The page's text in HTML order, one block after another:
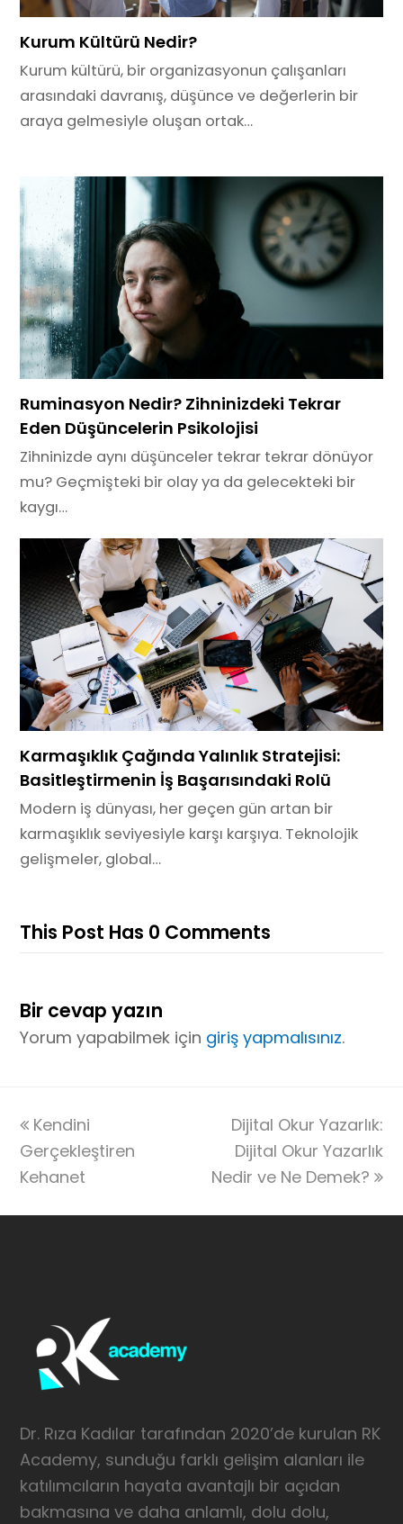
Kurum Kültürü Nedir?
Kurum kültürü, bir organizasyonun çalışanları
arasındaki davranış, düşünce ve değerlerin bir
araya gelmesiyle oluşan ortak…
Ruminasyon Nedir? Zihninizdeki Tekrar
Eden Düşüncelerin Psikolojisi
Zihninizde aynı düşünceler tekrar tekrar dönüyor
mu? Geçmişteki bir olay ya da gelecekteki bir
kaygı…
Karmaşıklık Çağında Yalınlık Stratejisi:
Basitleştirmenin İş Başarısındaki Rolü
Modern iş dünyası, her geçen gün artan bir
karmaşıklık seviyesiyle karşı karşıya. Teknolojik
gelişmeler, global…
This Post Has 0 Comments
Bir cevap yazın
Yorum yapabilmek için giriş yapmalısınız.
previous
post:
Kendini
Gerçekleştiren
Kehanet
next
post:
Dijital Okur Yazarlık:
Dijital Okur Yazarlık
Nedir ve Ne Demek?
Dr. Rıza Kadılar tarafından 2020’de kurulan RK
Academy, sunduğu farklı gelişim alanları ile
katılımcıların hayata avantajlı bir açıdan
bakmasına ve daha anlamlı, dolu dolu,